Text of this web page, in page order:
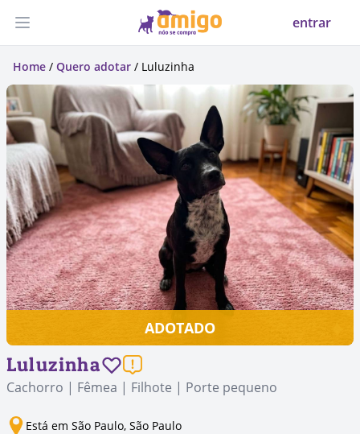
Abrir menu entrar
Home / Quero adotar / Luluzinha
ADOTADO
Luluzinha
Cachorro | Fêmea | Filhote | Porte pequeno
Está em São Paulo, São Paulo